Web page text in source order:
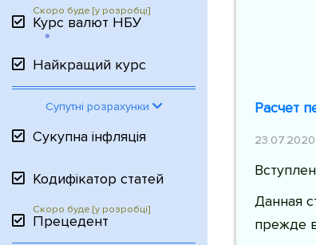
Курс валют НБУ
Найкращий курс
Супутні розрахунки
Сукупна інфляція
Кодифікатор статей
Прецедент
Расчет
23.07.2020
Данная
прежде